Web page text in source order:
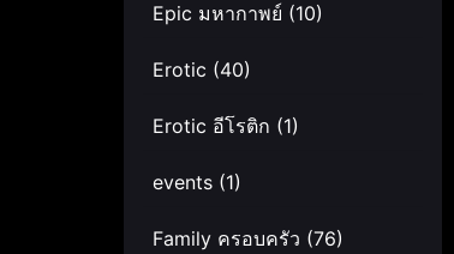
Epic มหากาพย์ (10)
Erotic (40)
Erotic อีโรติก (1)
events (1)
Family ครอบครัว (76)